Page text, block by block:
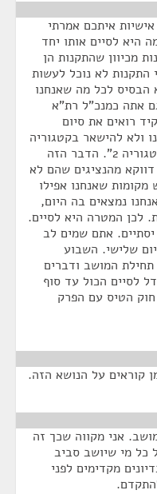
איתכם אמרתי
היא לסיים אותו יחד
מכיוון שהתקנות הן
לא נוכל לעשות
לכל מה שאנחנו
אתה כמנכ"ל רת"א
רואים את סיום
ולא להישאר בקטגוריה
הנמוכה שאנחנו נמצאים בה היום "קטגוריה 2". הדבר הזה
מהנציגים שהם לא
שאנחנו אפילו
נמצאים בה היום,
לכן המטרה היא לסיים.
יסתיים. אתם שמים לב
שלישי. השבוע
המושב ודברים
לסיים הכול עד סוף
הטיס עם הפרק
קוראים על הנושא הזה.
אני מקווה שכך זה
כל מי שיושב סביב
מקדימים לפני